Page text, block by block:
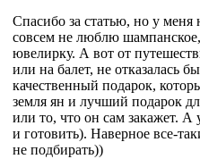
Спасибо за статью, но у меня
совсем не люблю
ювелирку. А вот от
или на балет, не отказалась
качественный подарок,
земля ян и лучший подарок
или то, что он сам закажет. А
и готовить). Наверное все-
не подбирать))